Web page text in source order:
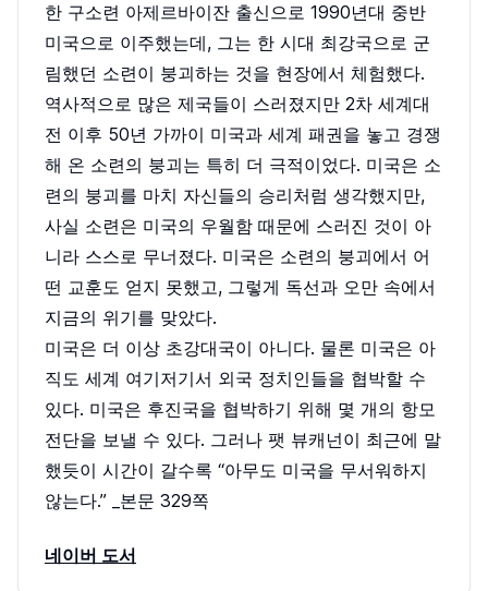
한 구소련 아제르바이잔 출신으로 1990년대 중반
미국으로 이주했는데, 그는 한 시대 최강국으로 군
림했던 소련이 붕괴하는 것을 현장에서 체험했다.
역사적으로 많은 제국들이 스러졌지만 2차 세계대
전 이후 50년 가까이 미국과 세계 패권을 놓고 경쟁
해 온 소련의 붕괴는 특히 더 극적이었다. 미국은 소
련의 붕괴를 마치 자신들의 승리처럼 생각했지만,
사실 소련은 미국의 우월함 때문에 스러진 것이 아
니라 스스로 무너졌다. 미국은 소련의 붕괴에서 어
떤 교훈도 얻지 못했고, 그렇게 독선과 오만 속에서
지금의 위기를 맞았다.
미국은 더 이상 초강대국이 아니다. 물론 미국은 아
직도 세계 여기저기서 외국 정치인들을 협박할 수
있다. 미국은 후진국을 협박하기 위해 몇 개의 항모
전단을 보낼 수 있다. 그러나 팻 뷰캐넌이 최근에 말
했듯이 시간이 갈수록 “아무도 미국을 무서워하지
않는다.” _본문 329쪽
네이버 도서